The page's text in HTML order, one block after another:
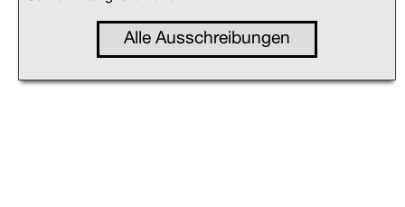
Alle Ausschreibungen